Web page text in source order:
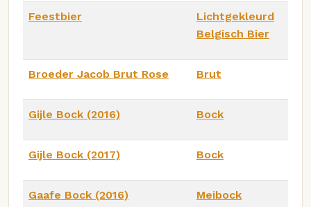
Feestbier
Lichtgekleurd
Belgisch Bier
Broeder Jacob Brut Rose Brut
Gijle Bock (2016) Bock
Gijle Bock (2017) Bock
Gaafe Bock (2016) Meibock